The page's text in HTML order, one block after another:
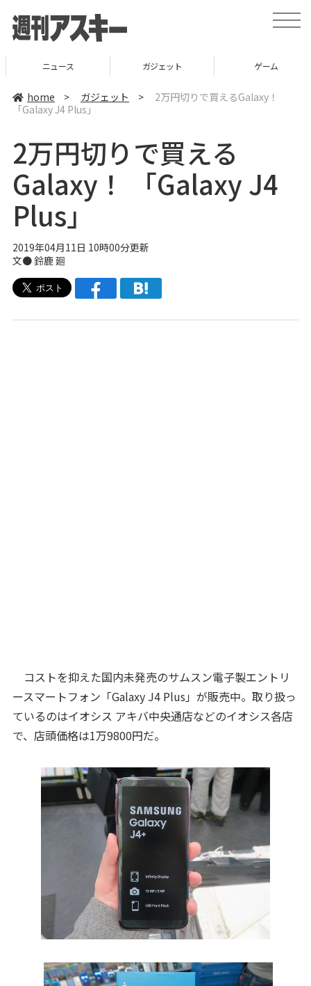
t
o
ニュース ガジェット ゲーム
home > ガジェット >
2万円切りで買えるGalaxy！
「Galaxy J4 Plus」
2万円切りで買える
Galaxy！ 「Galaxy J4
Plus」
2019年04月11日 10時00分更新
文● 鈴鹿 廻
コストを抑えた国内未発売のサムスン電子製エントリ
ースマートフォン「Galaxy J4 Plus」が販売中。取り扱っ
ているのはイオシス アキバ中央通店などのイオシス各店
で、店頭価格は1万9800円だ。